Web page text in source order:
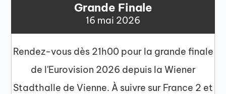
Grande Finale
16 mai 2026
Rendez-vous dès 21h00 pour la grande finale
de l'Eurovision 2026 depuis la Wiener
Stadthalle de Vienne. À suivre sur France 2 et